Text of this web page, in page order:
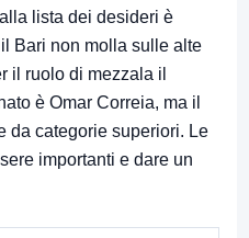
lista dei desideri è
Bari non molla sulle alte
il ruolo di mezzala il
è Omar Correia, ma il
da categorie superiori. Le
importanti e dare un